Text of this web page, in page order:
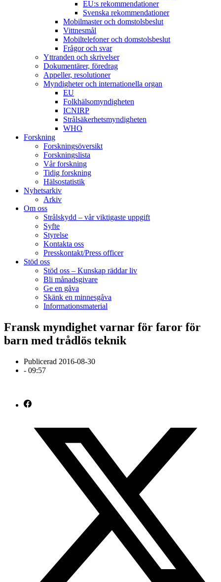
EU:s rekommendationer
Svenska rekommendationer
Mobilmaster och domstolsbeslut
Vittnesmål
Mobiltelefoner och domstolsbeslut
Frågor och svar
Yttranden och skrivelser
Dokumentärer, föredrag
Appeller, resolutioner
Myndigheter och internationella organ
EU
Folkhälsomyndigheten
ICNIRP
Strålsäkerhetsmyndigheten
WHO
Forskning
Forskningsöversikt
Forskningslista
Vår forskning
Tidig forskning
Hälsostatistik
Nyhetsarkiv
Arkiv
Om oss
Strålskydd – vår viktigaste uppgift
Syfte
Styrelse
Kontakta oss
Presskontakt/Press officer
Stöd oss
Stöd oss – Kunskap räddar liv
Bli månadsgivare
Ge en gåva
Skänk en minnesgåva
Informationsmaterial
Fransk myndighet varnar för faror för
barn med trådlös teknik
Publicerad 2016-08-30
- 09:57